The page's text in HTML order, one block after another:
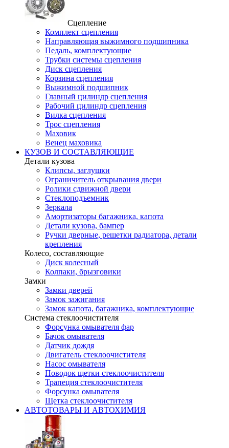
Сцепление
Комплект сцепления
Направляющая выжимного подшипника
Педаль, комплектующие
Трубки системы сцепления
Диск сцепления
Корзина сцепления
Выжимной подшипник
Главный цилиндр сцепления
Рабочий цилиндр сцепления
Вилка сцепления
Трос сцепления
Маховик
Венец маховика
КУЗОВ И СОСТАВЛЯЮЩИЕ
Детали кузова
Клипсы, заглушки
Ограничитель открывания двери
Ролики сдвижной двери
Стеклоподъемник
Зеркала
Амортизаторы багажника, капота
Детали кузова, бампер
Ручки дверные, решетки радиатора, детали
крепления
Колесо, составляющие
Диск колесный
Колпаки, брызговики
Замки
Замки дверей
Замок зажигания
Замок капота, багажника, комплектующие
Система стеклоочистителя
Форсунка омывателя фар
Бачок омывателя
Датчик дождя
Двигатель стеклоочистителя
Насос омывателя
Поводок щетки стеклоочистителя
Трапеция стеклоочистителя
Форсунка омывателя
Щетка стеклоочистителя
АВТОТОВАРЫ И АВТОХИМИЯ